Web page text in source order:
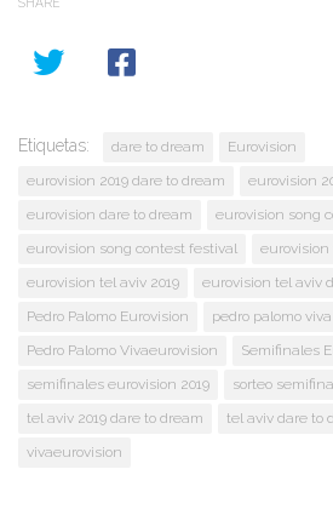
Etiquetas: dare to dream
Eurovision
eurovision 2019 dare to dream
eurovision
eurovision dare to dream
eurovision song
eurovision song contest festival
eurovision
eurovision tel aviv 2019
eurovision tel aviv
Pedro Palomo Eurovision
pedro palomo
Pedro Palomo Vivaeurovision
Semifinales
semifinales eurovision 2019
sorteo
tel aviv 2019 dare to dream
tel aviv dare to
vivaeurovision